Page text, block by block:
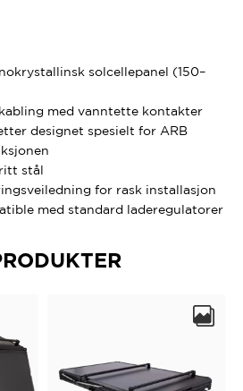
solcellepanel (150–
med vanntette kontakter
designet spesielt for ARB
stål
for rask installasjon
med standard laderegulatorer